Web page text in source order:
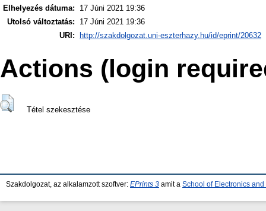
Elhelyezés dátuma:
17 Júni 2021 19:36
Utolsó változtatás:
17 Júni 2021 19:36
URI:
http://szakdolgozat.uni-eszterhazy.hu/id/eprint/20632
Actions (login
Tétel szekesztése
Szakdolgozat, az alkalamzott szoftver: EPrints 3 amit a School of Electronics